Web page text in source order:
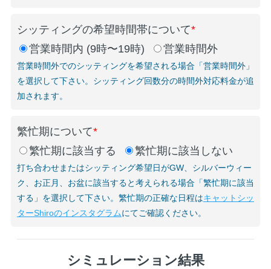
シッティングの希望時間帯について*
営業時間内 (9時〜19時)
営業時間外
営業時間外でのシッティングを希望される場合「営業時間外」
を選択して下さい。シッティング回数分の時間外対応料金が追
加されます。
繁忙期について*
繁忙期に該当する
繁忙期に該当しない
打ち合わせまたはシッティング希望日がGW、シルバーウィー
ク、お正月、お盆に該当すると考えられる場合「繁忙期に該当
する」を選択して下さい。繁忙期の正確な日程はキャットシッ
ターShiroのインスタグラムにてご確認ください。
シミュレーション結果